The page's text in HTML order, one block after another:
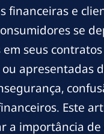
financeiras e
se
seus
apresentadas
Este
a importância